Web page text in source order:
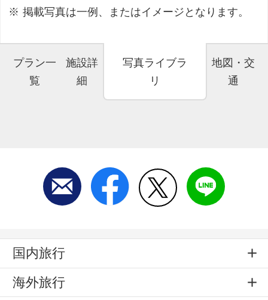
掲載写真は一例、またはイメージとなります。
プラン一
覧
施設詳
細
写真ライブラ
リ
地図・交
通
国内旅行
海外旅行